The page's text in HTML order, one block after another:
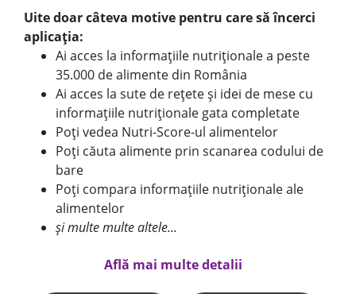
Uite doar câteva motive pentru care să încerci
aplicația:
Ai acces la informațiile nutriționale a peste
35.000 de alimente din România
Ai acces la sute de rețete și idei de mese cu
informațiile nutriționale gata completate
Poți vedea Nutri-Score-ul alimentelor
Poți căuta alimente prin scanarea codului de
bare
Poți compara informațiile nutriționale ale
alimentelor
și multe multe altele...
Află mai multe detalii